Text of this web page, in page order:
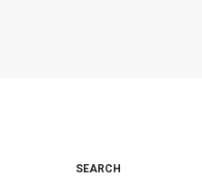
SEARCH